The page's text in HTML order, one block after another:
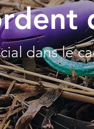
dans le